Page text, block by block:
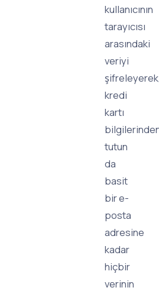
kullanıcının
tarayıcısı
arasındaki
veriyi
kredi
kartı
tutun
da
basit
bir e-
posta
adresine
kadar
hiçbir
verinin